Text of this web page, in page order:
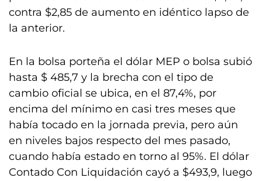
contra $2,85 de aumento en idéntico lapso de
la anterior.
En la bolsa porteña el dólar MEP o bolsa subió
hasta $ 485,7 y la brecha con el tipo de
cambio oficial se ubica, en el 87,4%, por
encima del mínimo en casi tres meses que
había tocado en la jornada previa, pero aún
en niveles bajos respecto del mes pasado,
cuando había estado en torno al 95%. El dólar
Contado Con Liquidación cayó a $493,9, luego